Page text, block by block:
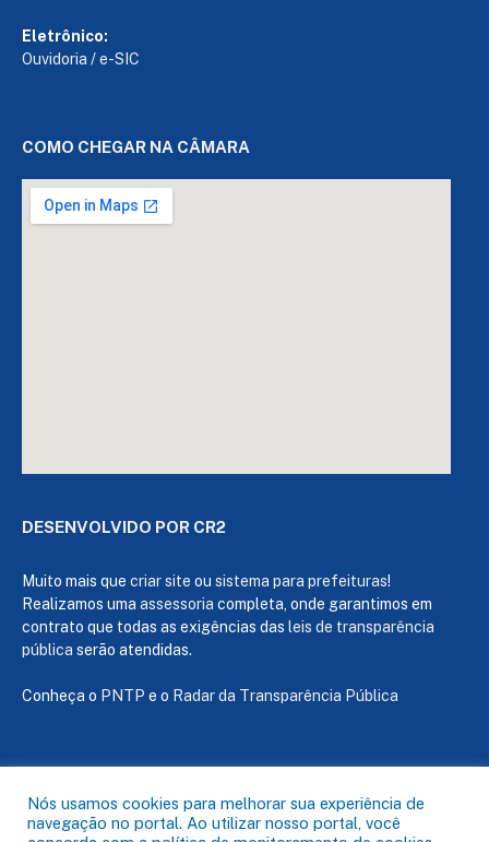
Eletrônico:
Ouvidoria /e-SIC
COMO CHEGAR NA CÂMARA
DESENVOLVIDO POR CR2
Muito mais que criar site ou sistema para prefeituras!
Realizamos uma assessoria completa, onde garantimos em
contrato que todas as exigências das leis de transparência
pública serão atendidas.
Conheça o PNTP e o Radar da Transparência Pública
Todos os direitos reservados a Câmara de Capanema
Nós usamos cookies para melhorar sua experiência de
navegação no portal. Ao utilizar nosso portal, você